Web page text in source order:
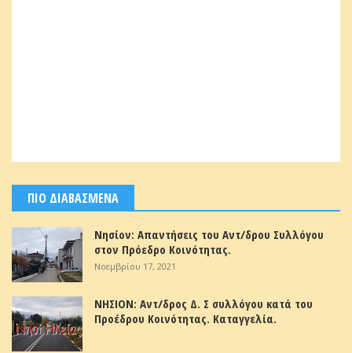
ΠΙΟ ΔΙΑΒΑΣΜΕΝΑ
Νησίον: Απαντήσεις του Αντ/δρου Συλλόγου
στον Πρόεδρο Κοινότητας.
Νοεμβρίου 17, 2021
ΝΗΣΙΟΝ: Αντ/δρος Δ. Σ συλλόγου κατά του
Προέδρου Κοινότητας. Καταγγελία.